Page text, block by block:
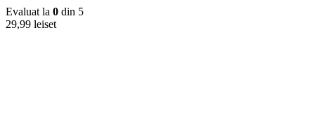
Evaluat la 0 din 5
29,99 leiset